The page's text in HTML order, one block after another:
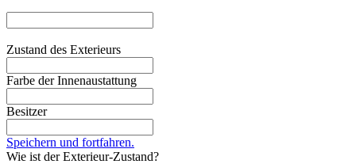
Zustand des Exterieurs
Farbe der Innenaustattung
Besitzer
Speichern und fortfahren.
Wie ist der Exterieur-Zustand?